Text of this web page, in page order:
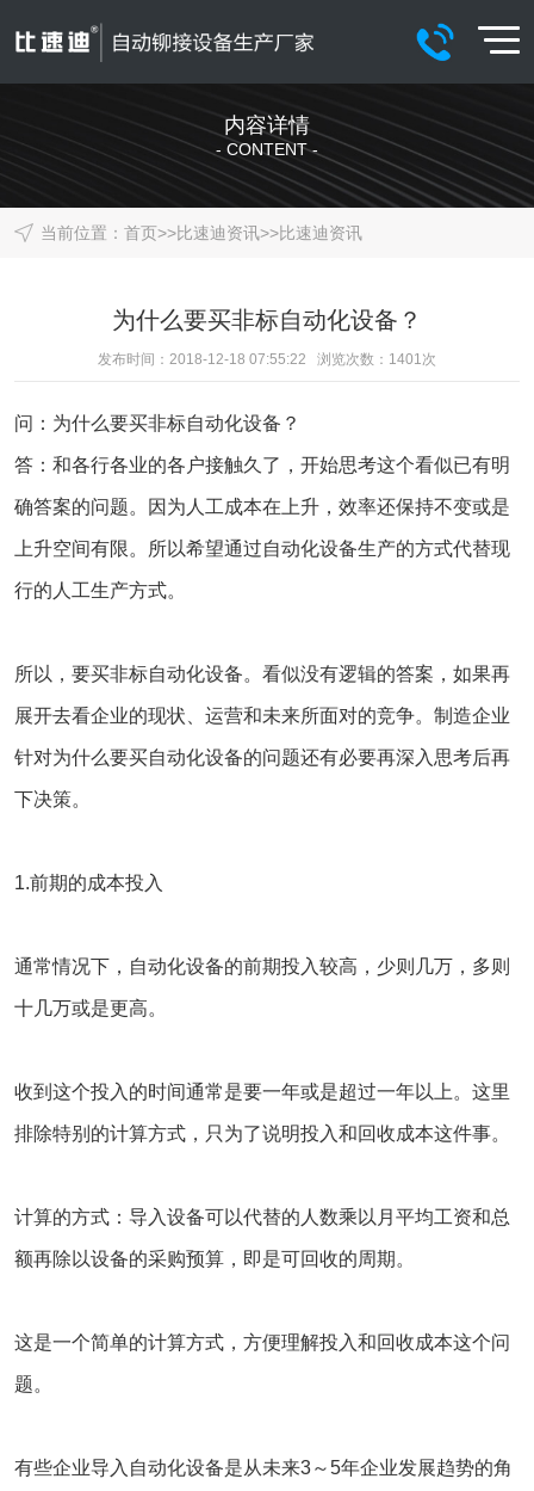
内容详情
- CONTENT -
当前位置： 首页>>比速迪资讯>>比速迪资讯
为什么要买非标自动化设备？
发布时间：2018-12-18 07:55:22 浏览次数： 1401次
问：为什么要买非标自动化设备？
答：和各行各业的各户接触久了，开始思考这个看似已有明
确答案的问题。因为人工成本在上升，效率还保持不变或是
上升空间有限。所以希望通过自动化设备生产的方式代替现
行的人工生产方式。
所以，要买非标自动化设备。看似没有逻辑的答案，如果再
展开去看企业的现状、运营和未来所面对的竞争。制造企业
针对为什么要买自动化设备的问题还有必要再深入思考后再
下决策。
1.前期的成本投入
通常情况下，自动化设备的前期投入较高，少则几万，多则
十几万或是更高。
收到这个投入的时间通常是要一年或是超过一年以上。这里
排除特别的计算方式，只为了说明投入和回收成本这件事。
计算的方式：导入设备可以代替的人数乘以月平均工资和总
额再除以设备的采购预算，即是可回收的周期。
这是一个简单的计算方式，方便理解投入和回收成本这个问
题。
有些企业导入自动化设备是从未来3～5年企业发展趋势的角